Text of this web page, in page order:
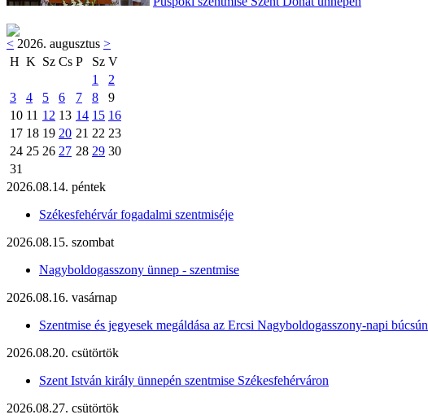
< 2026. augusztus >
H K Sz Cs P Sz V
1
2
3
4 5 6 7 8
9
10 11 12 13 14 15 16
17 18 19 20 21 22 23
24 25 26 27 28 29 30
31
2026.08.14. péntek
Székesfehérvár fogadalmi szentmiséje
2026.08.15. szombat
Nagyboldogasszony ünnep - szentmise
2026.08.16. vasárnap
Szentmise és jegyesek megáldása az Ercsi Nagyboldogasszony-napi búcsún
2026.08.20. csütörtök
Szent István király ünnepén szentmise Székesfehérváron
2026.08.27. csütörtök